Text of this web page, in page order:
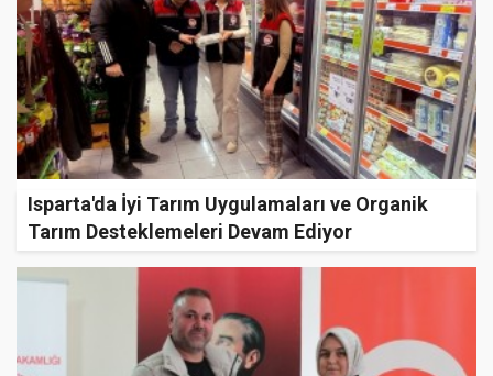
Isparta'da İyi Tarım Uygulamaları ve Organik
Tarım Desteklemeleri Devam Ediyor